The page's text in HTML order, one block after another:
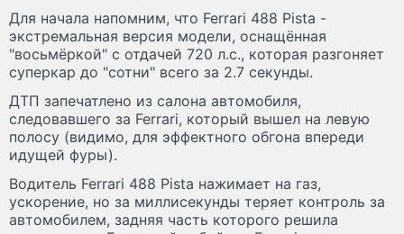
Для начала напомним, что Ferrari 488 Pista -
экстремальная версия модели, оснащённая
"восьмёркой" с отдачей 720 л.с., которая разгоняет
суперкар до "сотни" всего за 2.7 секунды.
ДТП запечатлено из салона автомобиля,
следовавшего за Ferrari, который вышел на левую
полосу (видимо, для эффектного обгона впереди
идущей фуры).
Водитель Ferrari 488 Pista нажимает на газ,
ускорение, но за миллисекунды теряет контроль за
автомобилем, задняя часть которого решила